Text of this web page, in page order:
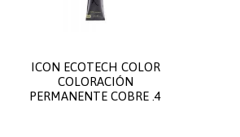
ICON ECOTECH COLOR
COLORACIÓN
PERMANENTE COBRE .4